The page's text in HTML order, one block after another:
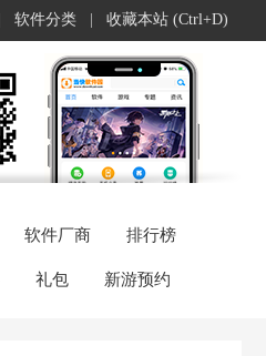
软件分类 收藏本站 (Ctrl+D)
软件厂商 排行榜
礼包 新游预约